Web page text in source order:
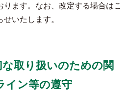
ります。なお、改定する場合はこ
いたします。
取り扱いのための関
イン等の遵守